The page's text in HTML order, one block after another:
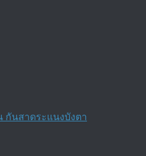
กันสาดระแนงบังตา